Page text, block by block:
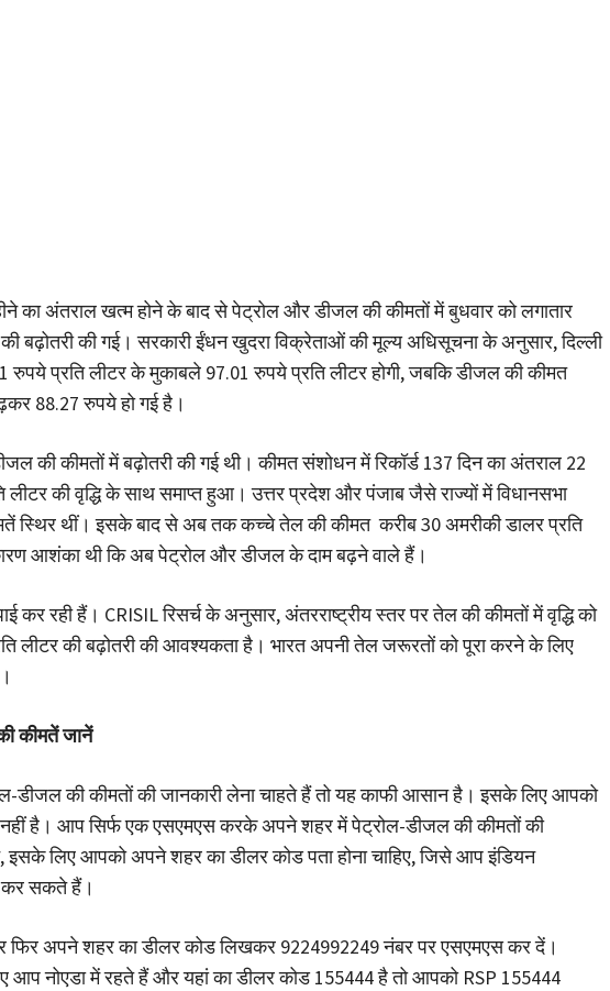
का अंतराल खत्म होने के बाद से पेट्रोल और डीजल की कीमतों में बुधवार को लगातार
बढ़ोतरी की गई। सरकारी ईंधन खुदरा विक्रेताओं की मूल्य अधिसूचना के अनुसार, दिल्ली
रुपये प्रति लीटर के मुकाबले 97.01 रुपये प्रति लीटर होगी, जबकि डीजल की कीमत
88.27 रुपये हो गई है।
की कीमतों में बढ़ोतरी की गई थी। कीमत संशोधन में रिकॉर्ड 137 दिन का अंतराल 22
लीटर की वृद्धि के साथ समाप्त हुआ। उत्तर प्रदेश और पंजाब जैसे राज्यों में विधानसभा
स्थिर थीं। इसके बाद से अब तक कच्चे तेल की कीमत करीब 30 अमरीकी डालर प्रति
आशंका थी कि अब पेट्रोल और डीजल के दाम बढ़ने वाले हैं।
कर रही हैं। CRISIL रिसर्च के अनुसार, अंतरराष्ट्रीय स्तर पर तेल की कीमतों में वृद्धि को
लीटर की बढ़ोतरी की आवश्यकता है। भारत अपनी तेल जरूरतों को पूरा करने के लिए
कीमतें जानें
की कीमतों की जानकारी लेना चाहते हैं तो यह काफी आसान है। इसके लिए आपको
है। आप सिर्फ एक एसएमएस करके अपने शहर में पेट्रोल-डीजल की कीमतों की
लिए आपको अपने शहर का डीलर कोड पता होना चाहिए, जिसे आप इंडियन
कर सकते हैं।
अपने शहर का डीलर कोड लिखकर 9224992249 नंबर पर एसएमएस कर दें।
आप नोएडा में रहते हैं और यहां का डीलर कोड 155444 है तो आपको RSP 155444